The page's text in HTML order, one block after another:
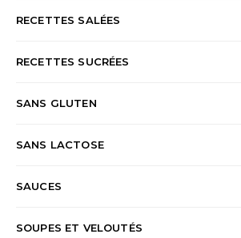
RECETTES SALÉES
RECETTES SUCRÉES
SANS GLUTEN
SANS LACTOSE
SAUCES
SOUPES ET VELOUTÉS